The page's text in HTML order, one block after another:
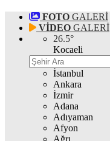
FOTO GALERİ
VİDEO GALERİ
26.5°
Kocaeli
İstanbul
Ankara
İzmir
Adana
Adıyaman
Afyon
Ağrı